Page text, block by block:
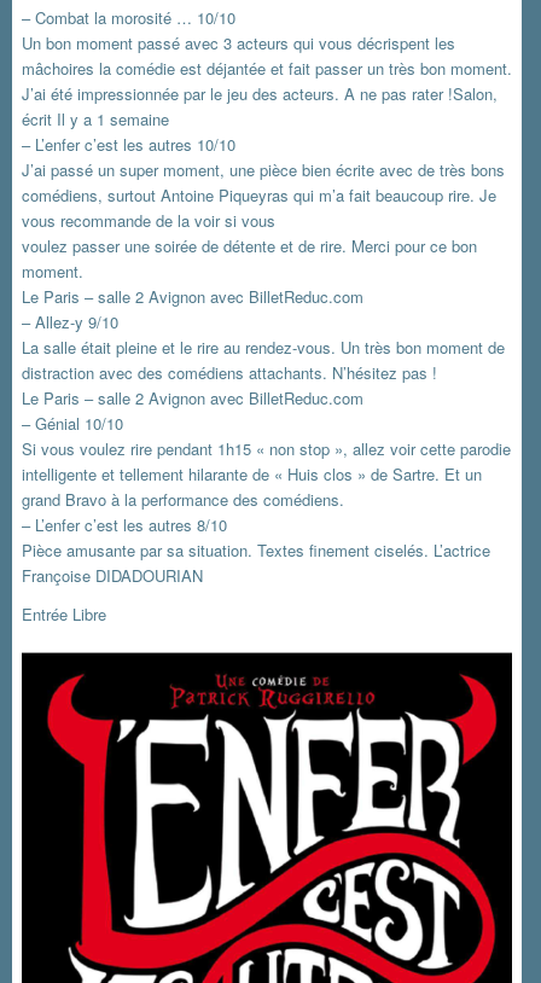
– Combat la morosité … 10/10
Un bon moment passé avec 3 acteurs qui vous décrispent les
mâchoires la comédie est déjantée et fait passer un très bon moment.
J’ai été impressionnée par le jeu des acteurs. A ne pas rater !Salon,
écrit Il y a 1 semaine
– L’enfer c’est les autres 10/10
J’ai passé un super moment, une pièce bien écrite avec de très bons
comédiens, surtout Antoine Piqueyras qui m’a fait beaucoup rire. Je
vous recommande de la voir si vous
voulez passer une soirée de détente et de rire. Merci pour ce bon
moment.
Le Paris – salle 2 Avignon avec BilletReduc.com
– Allez-y 9/10
La salle était pleine et le rire au rendez-vous. Un très bon moment de
distraction avec des comédiens attachants. N’hésitez pas !
Le Paris – salle 2 Avignon avec BilletReduc.com
– Génial 10/10
Si vous voulez rire pendant 1h15 « non stop », allez voir cette parodie
intelligente et tellement hilarante de « Huis clos » de Sartre. Et un
grand Bravo à la performance des comédiens.
– L’enfer c’est les autres 8/10
Pièce amusante par sa situation. Textes finement ciselés. L’actrice
Françoise DIDADOURIAN
Entrée Libre